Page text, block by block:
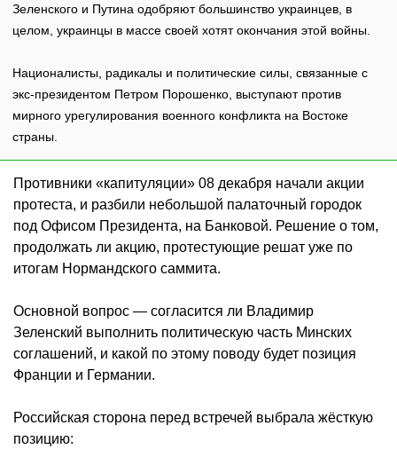
Зеленского и Путина одобряют большинство украинцев, в
целом, украинцы в массе своей хотят окончания этой войны.
Националисты, радикалы и политические силы, связанные с
экс-президентом Петром Порошенко, выступают против
мирного урегулирования военного конфликта на Востоке
страны.
Противники «капитуляции» 08 декабря начали акции
протеста, и разбили небольшой палаточный городок
под Офисом Президента, на Банковой. Решение о том,
продолжать ли акцию, протестующие решат уже по
итогам Нормандского саммита.
Основной вопрос — согласится ли Владимир
Зеленский выполнить политическую часть Минских
соглашений, и какой по этому поводу будет позиция
Франции и Германии.
Российская сторона перед встречей выбрала жёсткую
позицию: